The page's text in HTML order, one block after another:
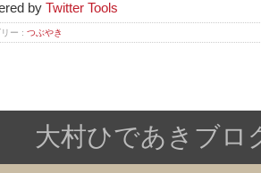
by Twitter Tools
ー : つぶやき
大村ひであきブロ